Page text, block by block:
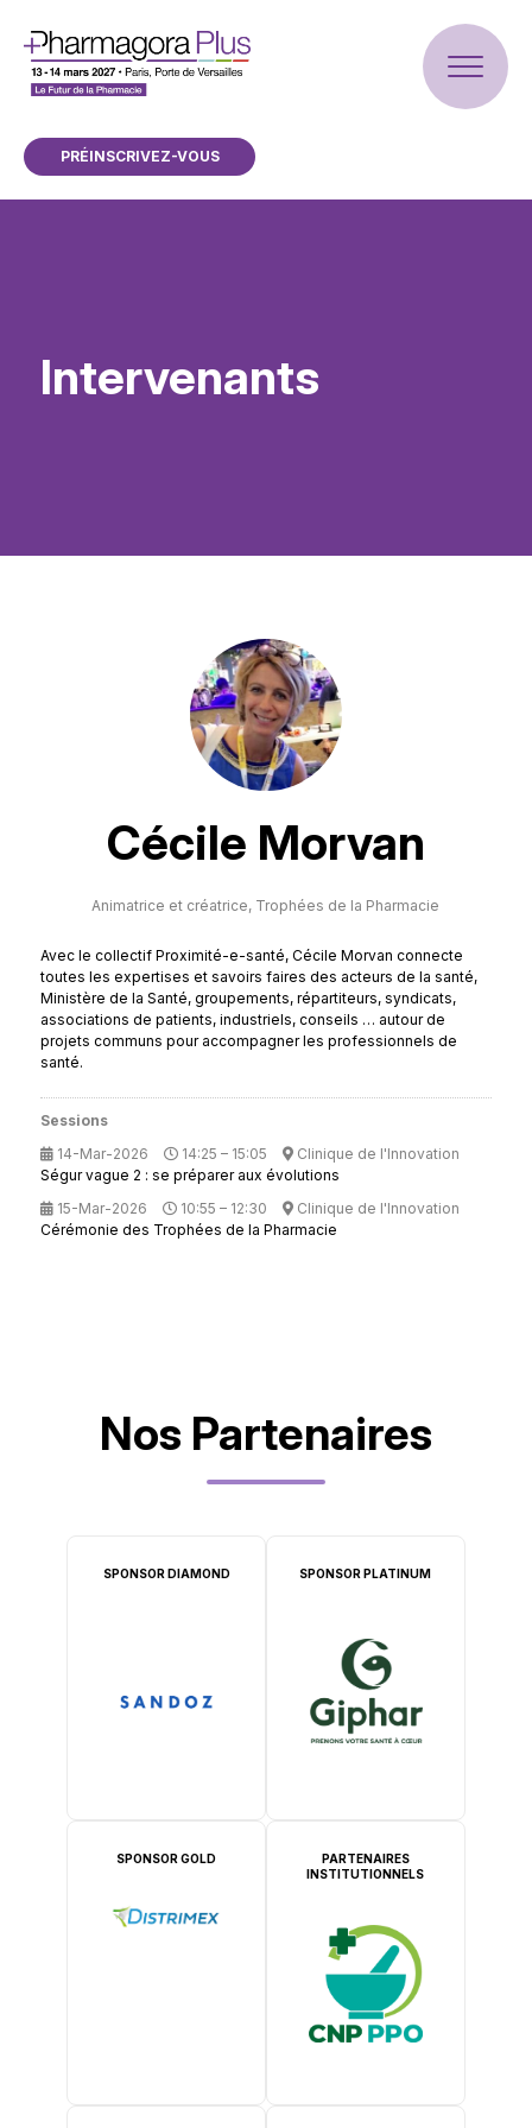
PRÉINSCRIVEZ-VOUS
Intervenants
Cécile Morvan
Animatrice et créatrice, Trophées de la Pharmacie
Avec le collectif Proximité-e-santé, Cécile Morvan connecte
toutes les expertises et savoirs faires des acteurs de la santé,
Ministère de la Santé, groupements, répartiteurs, syndicats,
associations de patients, industriels, conseils … autour de
projets communs pour accompagner les professionnels de
santé.
Sessions
14-Mar-2026
14:25 – 15:05
Clinique de l'Innovation
Ségur vague 2 : se préparer aux évolutions
15-Mar-2026
10:55 – 12:30
Clinique de l'Innovation
Cérémonie des Trophées de la Pharmacie
Nos Partenaires
SPONSOR DIAMOND SPONSOR PLATINUM
SPONSOR GOLD
PARTENAIRES
INSTITUTIONNELS